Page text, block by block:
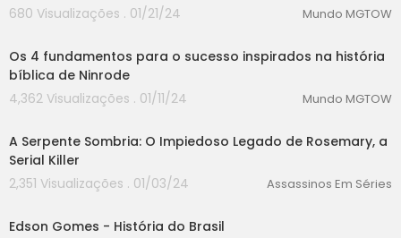
680 Visualizações . 01/21/24
Mundo MGTOW
Os 4 fundamentos para o sucesso inspirados na história
bíblica de Ninrode
4,362 Visualizações . 01/11/24
Mundo MGTOW
A Serpente Sombria: O Impiedoso Legado de Rosemary, a
Serial Killer
2,351 Visualizações . 01/03/24
Assassinos Em Séries
Edson Gomes - História do Brasil